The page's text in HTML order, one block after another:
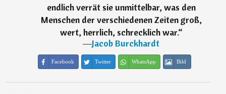
endlich verrät sie unmittelbar, was den
Menschen der verschiedenen Zeiten groß,
wert, herrlich, schrecklich war.“
―Jacob Burckhardt
Facebook Twitter WhatsApp Bild